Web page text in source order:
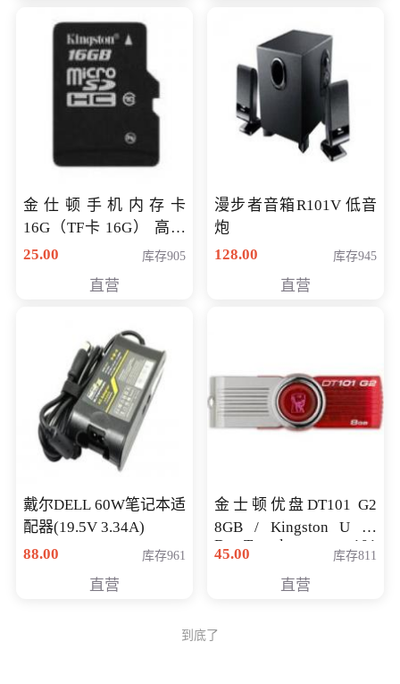
金仕顿手机内存卡
16G（TF卡 16G） 高速
卡 CLASS 10
25.00 库存905
直营
漫步者音箱R101V 低音
炮
128.00
库存945
直营
戴尔DELL 60W笔记本适
配器(19.5V 3.34A)
88.00
库存961
直营
金士顿优盘DT101 G2
8GB / Kingston U 盘
DataTraveler 101
Generati
45.00 库存811
直营
到底了